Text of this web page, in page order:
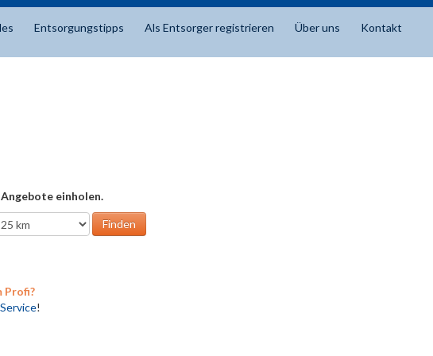
Entsorgungstipps Als Entsorger registrieren Über uns Kontakt
einholen.
Profi?
!